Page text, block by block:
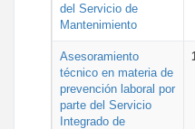
del Servicio de
Mantenimiento
Asesoramiento
técnico en materia de
prevención laboral por
parte del Servicio
Integrado de